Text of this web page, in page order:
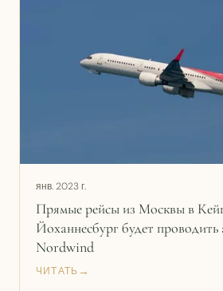
янв. 2023 г.
Прямые рейсы из Москвы в
Йоханнесбург будет
Nordwind
ЧИТАТЬ →